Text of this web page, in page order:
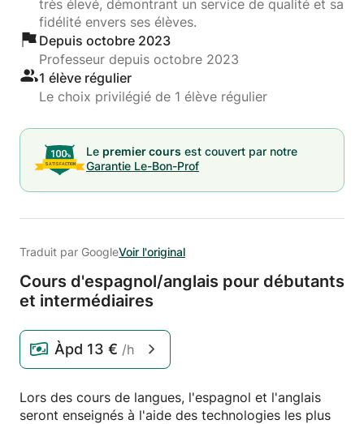
très élevé, démontrant un service de qualité et sa
fidélité envers ses élèves.
Depuis octobre 2023
Professeur depuis octobre 2023
1 élève régulier
Le choix privilégié de 1 élève régulier
Le premier cours est couvert par notre
Garantie Le-Bon-Prof
Traduit par GoogleVoir l'original
Cours d'espagnol/anglais pour débutants
et intermédiaires
Àpd 13 € /h
Lors des cours de langues, l'espagnol et l'anglais
seront enseignés à l'aide des technologies les plus